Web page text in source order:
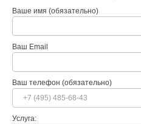
Ваше имя (обязательно)
Ваш Email
Ваш телефон (обязательно)
Услуга: